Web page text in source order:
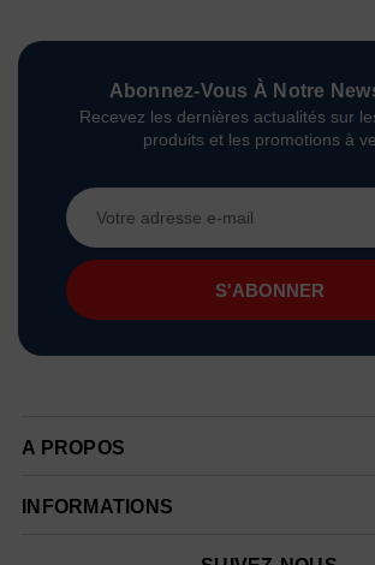
Abonnez-Vous À Notre
Recevez les dernières actualités sur
produits et les promotions à
Adresse
e-
mail
A PROPOS
INFORMATIONS